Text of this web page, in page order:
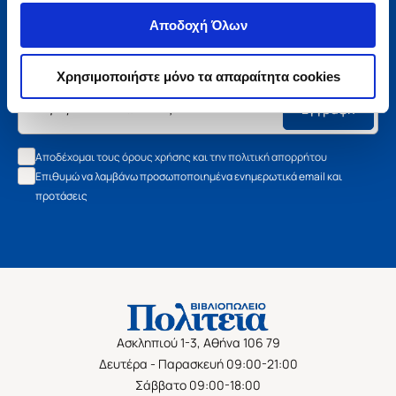
Αποδοχή Όλων
Χρησιμοποιήστε μόνο τα απαραίτητα cookies
Μάθετε τα νέα της Πολιτείας
Εγγραφείτε στο newsletter μας και μάθετε πρώτοι όλα τα
νέα βιβλία, τις εξαιρετικές τιμές και τις εκδηλώσεις μας.
Εγγραφή
Αποδέχομαι τους όρους χρήσης και την πολιτική απορρήτου
Επιθυμώ να λαμβάνω προσωποποιημένα ενημερωτικά email και
προτάσεις
Ασκληπιού 1-3, Αθήνα 106 79
Δευτέρα - Παρασκευή 09:00-21:00
Σάββατο 09:00-18:00